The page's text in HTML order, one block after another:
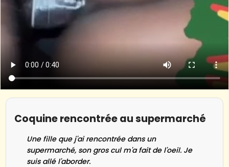
Coquine rencontrée au supermarché
Une fille que j'ai rencontrée dans un
supermarché, son gros cul m'a fait de l'oeil. Je
suis allé l'aborder.